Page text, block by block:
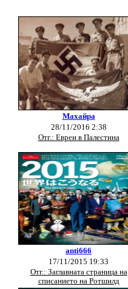
Махайра
28/11/2016 2:38
Отг.: Евреи в Палестина
anti666
17/11/2015 19:33
Отг.: Заглавната страница на
списанието на Ротшилд